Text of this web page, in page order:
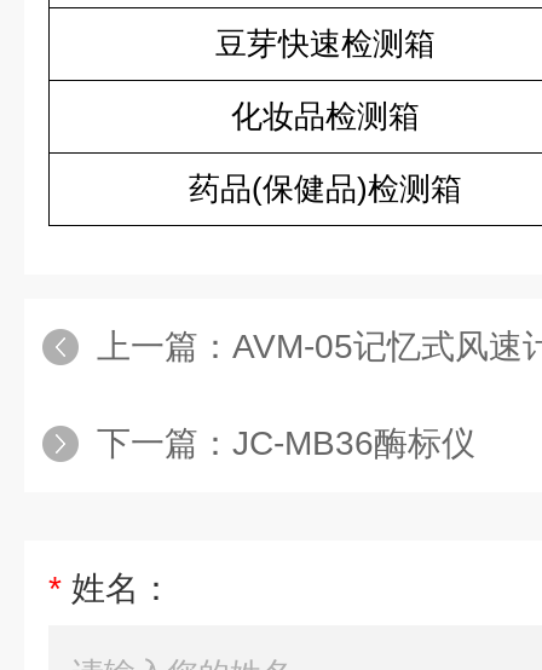
豆芽快速检测箱
化妆品检测箱
药品(保健品)检测箱
上一篇： AVM-05记忆式风速
下一篇： JC-MB36酶标仪
* 姓名：